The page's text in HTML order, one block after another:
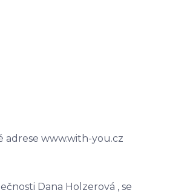
adrese www.with-you.cz
Dana Holzerová , se